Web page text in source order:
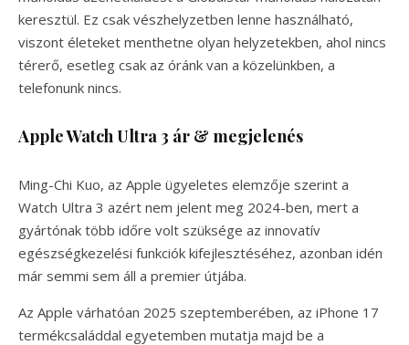
keresztül. Ez csak vészhelyzetben lenne használható,
viszont életeket menthetne olyan helyzetekben, ahol nincs
térerő, esetleg csak az óránk van a közelünkben, a
telefonunk nincs.
Apple Watch Ultra 3 ár & megjelenés
Ming-Chi Kuo, az Apple ügyeletes elemzője szerint a
Watch Ultra 3 azért nem jelent meg 2024-ben, mert a
gyártónak több időre volt szüksége az innovatív
egészségkezelési funkciók kifejlesztéséhez, azonban idén
már semmi sem áll a premier útjába.
Az Apple várhatóan 2025 szeptemberében, az iPhone 17
termékcsaláddal egyetemben mutatja majd be a